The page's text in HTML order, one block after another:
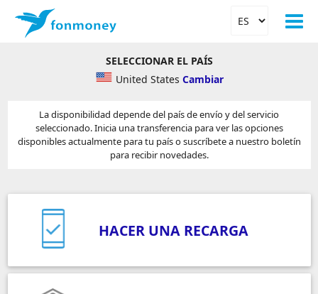
SELECCIONAR EL PAÍS
United States Cambiar
La disponibilidad depende del país de envío y del servicio
seleccionado. Inicia una transferencia para ver las opciones
disponibles actualmente para tu país o suscríbete a nuestro boletín
para recibir novedades.
HACER UNA RECARGA